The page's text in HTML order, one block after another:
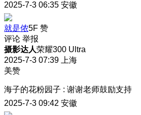
2025-7-3 06:35 安徽
就是侬5F 赞
评论 举报
摄影达人荣耀300 Ultra
2025-7-3 07:39
上海
美赞
海子的花粉园子 : 谢谢老师鼓励支持
2025-7-3 09:42 安徽